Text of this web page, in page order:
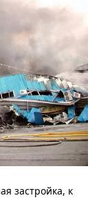
застройка, к